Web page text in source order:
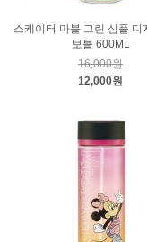
스케이터 마블 그린 심플 디
보틀 600ML
16,000원
12,000원